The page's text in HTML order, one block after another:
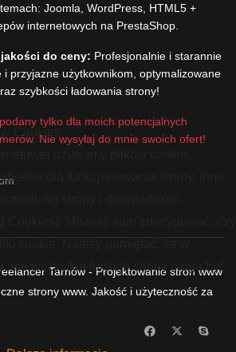
Joomla, WordPress, HTML5 +
internetowych na PrestaShop.
do ceny: Profesjonalnie i starannie
i przyjazne użytkownikom, optymalizowane
szybkości ładowania strony!
tylko dla moich potencjalnych
Nie wysyłaj do mnie swoich ofert!
Tarnów - Projektowanie stron www
strony www. Jakość i użyteczność za
Cookies
dla funkcjonowania strony, inne
nie wszystkie funkcje strony mogą być